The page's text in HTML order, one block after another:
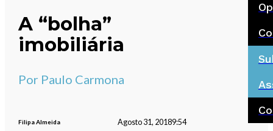
A “bolha”
imobiliária
Por Paulo Carmona
Filipa Almeida Agosto 31, 20189:54